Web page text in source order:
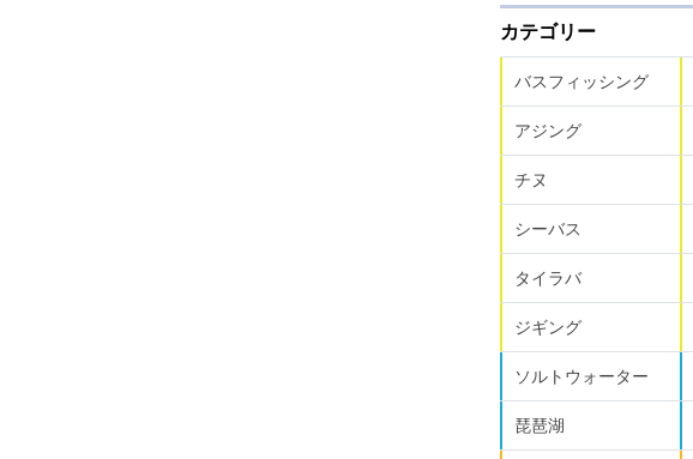
カテゴリー
バスフィッシング
アジング
チヌ
シーバス
タイラバ
ジギング
ソルトウォーター
琵琶湖